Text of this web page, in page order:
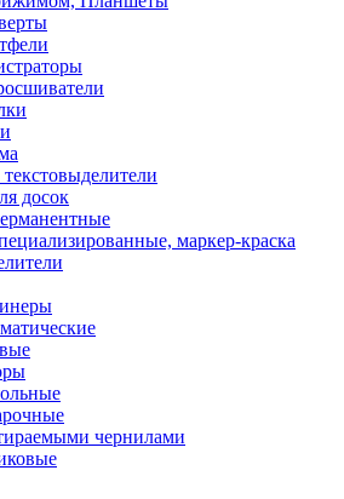
досок
маркер-краска
чернилами